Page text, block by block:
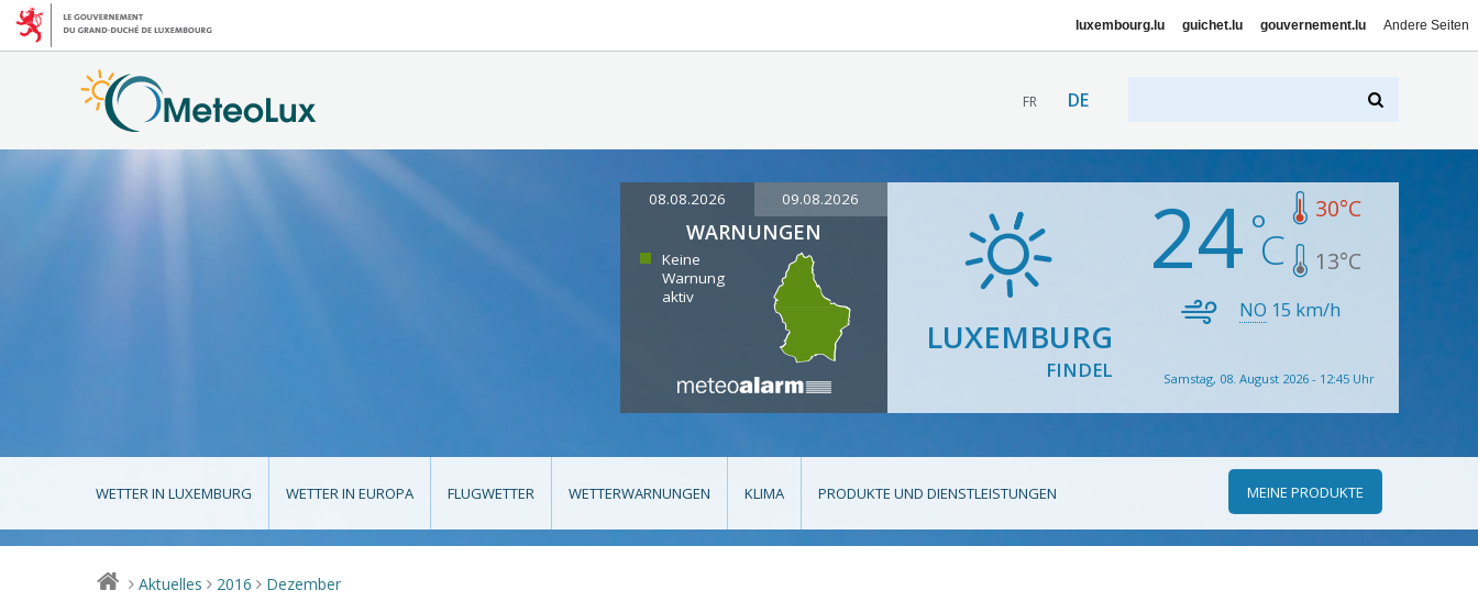
luxembourg.lu guichet.lu gouvernement.lu Andere Seiten
FR DE
08.08.2026 09.08.2026
WARNUNGEN
Keine
Warnung
aktiv
LUXEMBURG
FINDEL
24 30°C
13°C
NO 15 km/h
Samstag, 08. August 2026 - 12:45 Uhr
WETTER IN LUXEMBURG WETTER IN EUROPA FLUGWETTER WETTERWARNUNGEN KLIMA PRODUKTE UND DIENSTLEISTUNGEN MEINE PRODUKTE
> Aktuelles > 2016 > Dezember